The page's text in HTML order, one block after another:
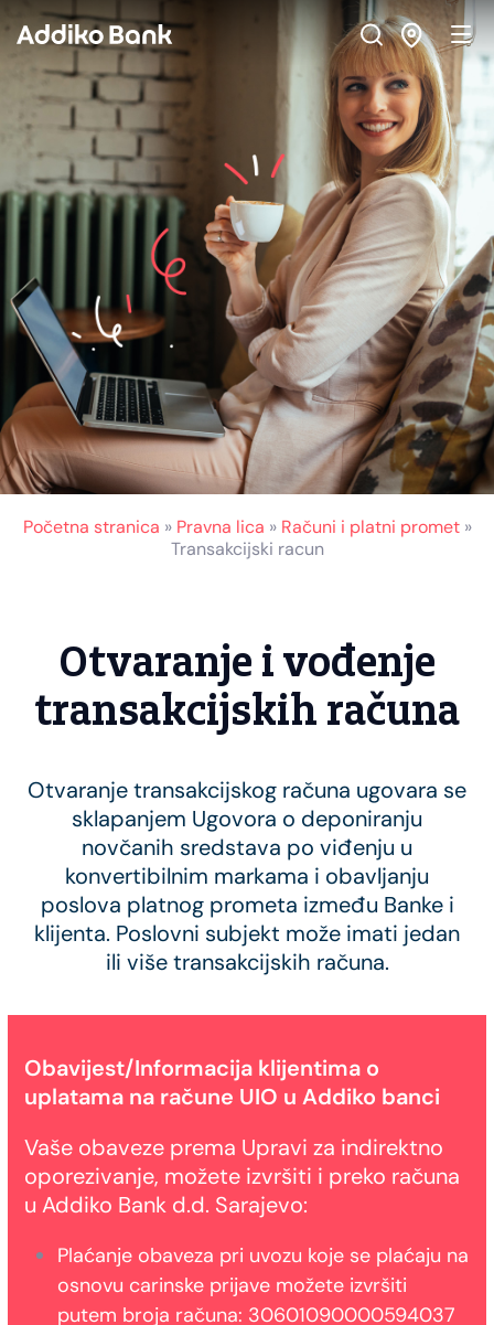
Početna stranica » Pravna lica » Računi i platni promet»
Transakcijski racun
Otvaranje i vođenje
transakcijskih računa
Otvaranje transakcijskog računa ugovara se
sklapanjem Ugovora o deponiranju
novčanih sredstava po viđenju u
konvertibilnim markama i obavljanju
poslova platnog prometa između Banke i
klijenta. Poslovni subjekt može imati jedan
ili više transakcijskih računa.
Obavijest/Informacija klijentima o
uplatama na račune UIO u Addiko banci
Vaše obaveze prema Upravi za indirektno
oporezivanje, možete izvršiti i preko računa
u Addiko Bank d.d. Sarajevo:
Plaćanje obaveza pri uvozu koje se plaćaju na
osnovu carinske prijave možete izvršiti
putem broja računa: 30601090000594037